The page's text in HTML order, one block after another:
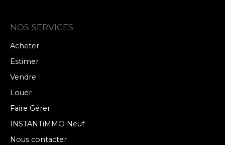
NOS SERVICES
Acheter
Estimer
Vendre
Louer
Faire Gérer
INSTANTiMMO Neuf
Nous contacter